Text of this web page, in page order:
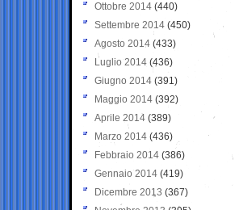
Ottobre 2014 (440)
Settembre 2014 (450)
Agosto 2014 (433)
Luglio 2014 (436)
Giugno 2014 (391)
Maggio 2014 (392)
Aprile 2014 (389)
Marzo 2014 (436)
Febbraio 2014 (386)
Gennaio 2014 (419)
Dicembre 2013 (367)